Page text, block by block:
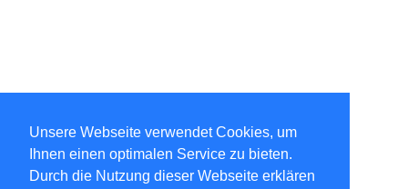
Unsere Webseite verwendet Cookies, um
Ihnen einen optimalen Service zu bieten.
Durch die Nutzung dieser Webseite erklären